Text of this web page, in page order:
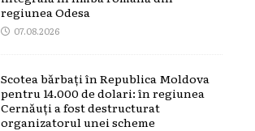
regiunea Odesa
07.08.2026
Scotea bărbați în Republica Moldova
pentru 14.000 de dolari: în regiunea
Cernăuți a fost destructurat
organizatorul unei scheme